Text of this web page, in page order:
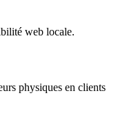
web locale.
physiques en clients